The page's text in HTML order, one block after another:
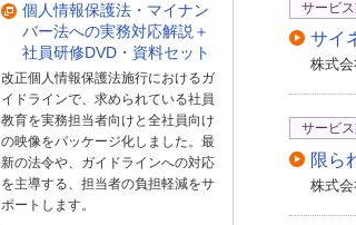
サービ
サイ
株式
サービ
限ら
株式
個人情報保護法・マイナン
バー法への実務対応解説＋
社員研修DVD・資料セット
改正個人情報保護法施行におけるガ
イドラインで、求められている社員
教育を実務担当者向けと全社員向け
の映像をパッケージ化しました。最
新の法令や、ガイドラインへの対応
を主導する、担当者の負担軽減をサ
ポートします。